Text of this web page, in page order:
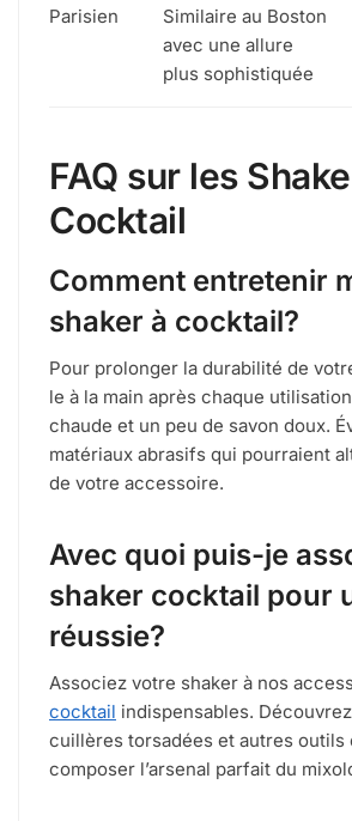
Parisien
Similaire au Boston
avec une allure
plus sophistiquée
FAQ sur les
Cocktail
Comment entretenir
shaker à cocktail?
Pour prolonger la durabilité de
le à la main après chaque
chaude et un peu de savon doux.
matériaux abrasifs qui pourraient
de votre accessoire.
Avec quoi puis-je
shaker cocktail pour
réussie?
Associez votre shaker à nos
cocktail indispensables.
cuillères torsadées et autres outils
composer l’arsenal parfait du